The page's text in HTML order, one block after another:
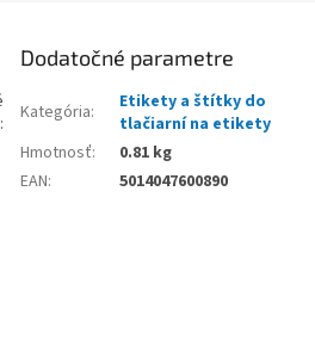
Dodatočné parametre
Kategória:
Etikety a štítky do
tlačiarní na etikety
Hmotnosť:
0.81 kg
EAN: 5014047600890